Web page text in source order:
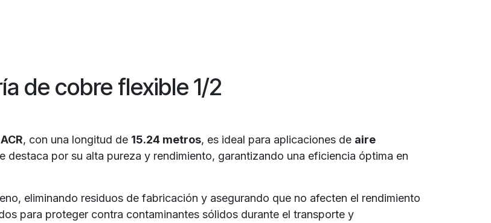
de cobre flexible 1/2
, con una longitud de 15.24 metros, es ideal para aplicaciones de aire
destaca por su alta pureza y rendimiento, garantizando una eficiencia óptima en
eliminando residuos de fabricación y asegurando que no afecten el rendimiento
para proteger contra contaminantes sólidos durante el transporte y